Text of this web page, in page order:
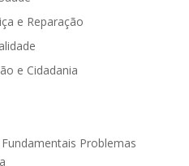
e Reparação
e Cidadania
Problemas